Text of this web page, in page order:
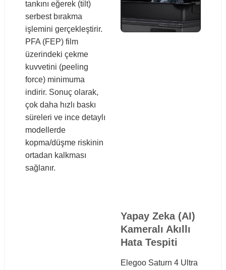
tankını eğerek (tilt)
serbest bırakma
işlemini gerçekleştirir.
PFA (FEP) film
üzerindeki çekme
kuvvetini (peeling
force) minimuma
indirir. Sonuç olarak,
çok daha hızlı baskı
süreleri ve ince detaylı
modellerde
kopma/düşme riskinin
ortadan kalkması
sağlanır.
Yapay Zeka (AI)
Kameralı Akıllı
Hata Tespiti
Elegoo Saturn 4 Ultra